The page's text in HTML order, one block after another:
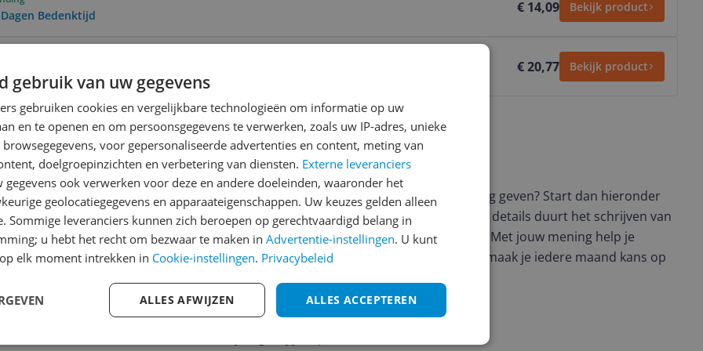
Bedenktijd € 14,09 Bekijk product
bezorgd > €20,- € 20,77 Bekijk product
2003.Deze versie
Reviews
Er zijn nog geen reviews geschreven
Heb jij dit product in bezit en wil je graag je mening geven? Start dan hieronder
met het schrijven van je review. Afhankelijk van de details duurt het schrijven van
een review gemiddeld tussen de 3 en 10 minuten. Met jouw mening help je
andere bezoekers een betere keuze te maken én maak je iedere maand kans op
Cijfer
gebruik van uw gegevens
gebruiken cookies en vergelijkbare technologieën om informatie op uw
en te openen en om persoonsgegevens te verwerken, zoals uw IP-adres, unieke
voor gepersonaliseerde advertenties en content, meting van
doelgroepinzichten en verbetering van diensten. Externe leveranciers
gegevens ook verwerken voor deze en andere doeleinden, waaronder het
geolocatiegegevens en apparaateigenschappen. Uw keuzes gelden alleen
Sommige leveranciers kunnen zich beroepen op gerechtvaardigd belang in
u hebt het recht om bezwaar te maken in Advertentie-instellingen. U kunt
elk moment intrekken in Cookie-instellingen. Privacybeleid
ALLES ACCEPTEREN
ALLES AFWIJZEN